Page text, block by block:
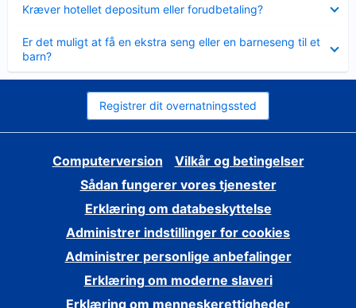
Kræver hotellet depositum eller forudbetaling?
Er det muligt at få en ekstra seng eller en barneseng til et
barn?
Registrer dit overnatningssted
Computerversion
Vilkår og betingelser
Sådan fungerer vores tjenester
Erklæring om databeskyttelse
Administrer indstillinger for cookies
Administrer personlige anbefalinger
Erklæring om moderne slaveri
Erklæring om menneskerettigheder